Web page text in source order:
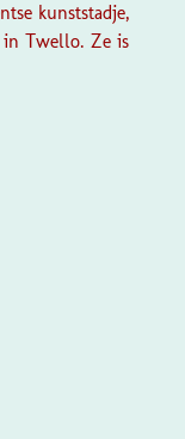
kunststadje,
Twello. Ze is